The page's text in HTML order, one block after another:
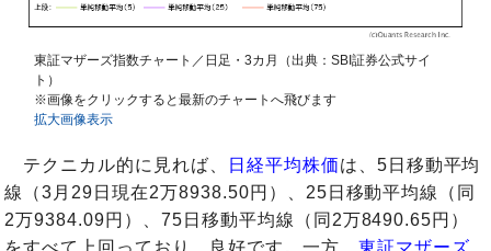
東証マザーズ指数チャート／日足・3カ月（出典：SBI証券公式サイ
ト）
※画像をクリックすると最新のチャートへ飛びます
拡大画像表示
テクニカル的に見れば、 日経平均株価は、5日移動平均
線（3月29日現在2万8938.50円）、25日移動平均線（同
2万9384.09円）、75日移動平均線（同2万8490.65円）
をすべて上回っており、良好です。一方、 東証マザーズ